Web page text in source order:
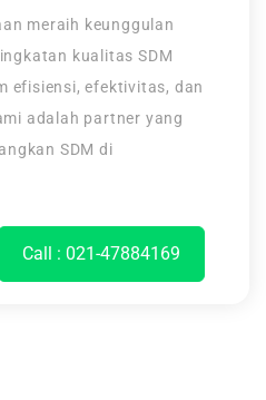
meraih keunggulan
kualitas SDM
efisiensi, efektivitas, dan
adalah partner yang
SDM di
Call : 021-47884169